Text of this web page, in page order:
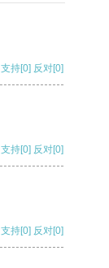
支持[0] 反对[0]
支持[0] 反对[0]
支持[0] 反对[0]